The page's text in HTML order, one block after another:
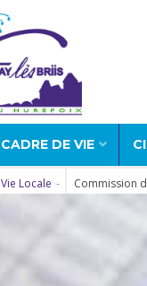
CADRE DE VIE
Vie Locale Commission